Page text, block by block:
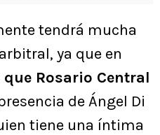
tendrá mucha
ya que en
Rosario Central
de Ángel Di
tiene una íntima